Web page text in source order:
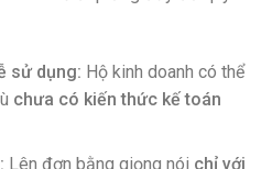
sử dụng: Hộ kinh doanh có thể
chưa có kiến thức kế toán
Lên đơn bằng giọng nói chỉ với